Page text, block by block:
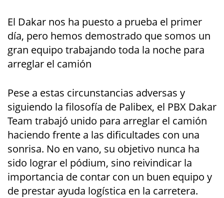
El Dakar nos ha puesto a prueba el primer
día, pero hemos demostrado que somos un
gran equipo trabajando toda la noche para
arreglar el camión
Pese a estas circunstancias adversas y
siguiendo la filosofía de Palibex, el PBX Dakar
Team trabajó unido para arreglar el camión
haciendo frente a las dificultades con una
sonrisa. No en vano, su objetivo nunca ha
sido lograr el pódium, sino reivindicar la
importancia de contar con un buen equipo y
de prestar ayuda logística en la carretera.